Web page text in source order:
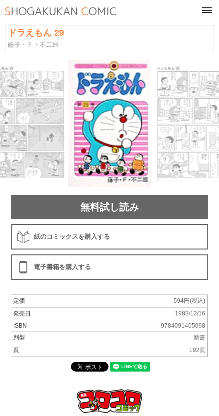
ドラえもん 29
藤子・Ｆ・不二雄
無料試し読み
紙のコミックスを購入する
電子書籍を購入する
定価
594円(税込)
発売日
1983/12/16
ISBN
9784091405098
判型
新書
頁
192頁